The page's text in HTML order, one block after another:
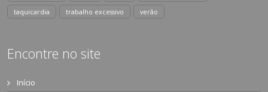
taquicardia
trabalho excessivo verão
Encontre no site
Início